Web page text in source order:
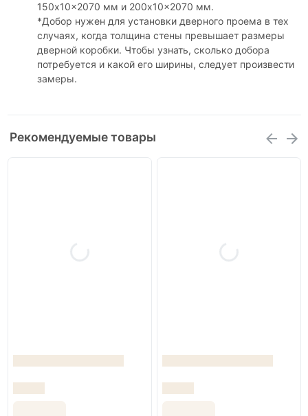
150x10x2070 мм и 200x10x2070 мм.
*Добор нужен для установки дверного проема в тех
случаях, когда толщина стены превышает размеры
дверной коробки. Чтобы узнать, сколько добора
потребуется и какой его ширины, следует произвести
замеры.
Рекомендуемые товары